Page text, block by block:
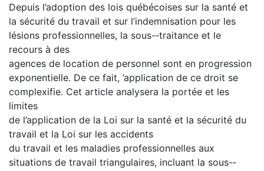
Depuis l’adoption des lois québécoises sur la santé et
la sécurité du travail et sur l’indemnisation pour les
lésions professionnelles, la sous-­‐traitance et le
recours à des
agences de location de personnel sont en progression
exponentielle. De ce fait, ’application de ce droit se
complexifie. Cet article analysera la portée et les
limites
de l’application de la Loi sur la santé et la sécurité du
travail et la Loi sur les accidents
du travail et les maladies professionnelles aux
situations de travail triangulaires, incluant la sous-­